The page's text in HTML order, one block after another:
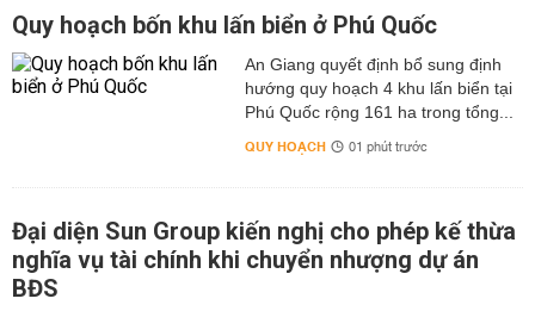
Quy hoạch bốn khu lấn biển ở Phú Quốc
An Giang quyết định bổ sung định
hướng quy hoạch 4 khu lấn biển tại
Phú Quốc rộng 161 ha trong tổng...
QUY HOẠCH 01 phút trước
Đại diện Sun Group kiến nghị cho phép kế thừa
nghĩa vụ tài chính khi chuyển nhượng dự án
BĐS